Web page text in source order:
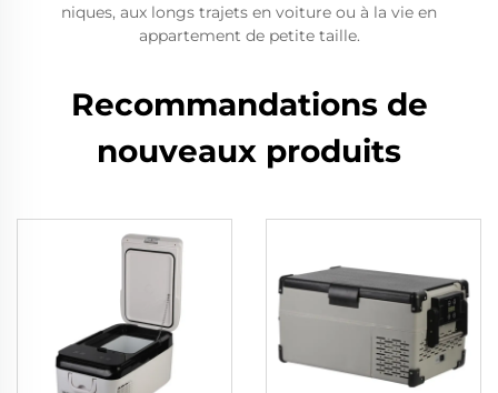
niques, aux longs trajets en voiture ou à la vie en
appartement de petite taille.
Recommandations de
nouveaux produits